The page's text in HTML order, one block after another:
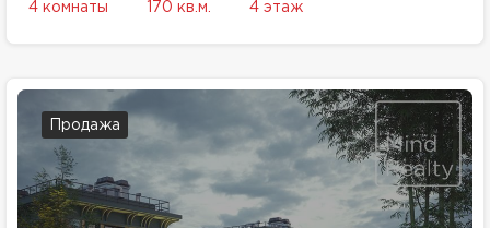
4 комнаты 170 кв.м. 4 этаж
Продажа